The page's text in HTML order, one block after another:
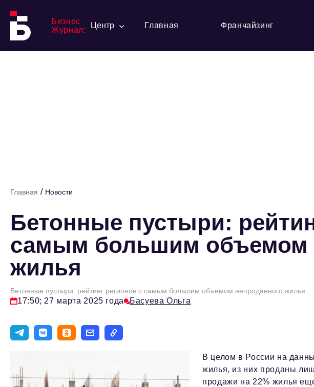
Бизнес
Журнал:
Центр Главная Франчайзинг
Главная / Новости
Бетонные пустыри:
самым большим объемом
жилья
Бетонные пустыри: рейтинг регионов с самым большим объемом непроданного жилья
17:50; 27 марта 2025 года Басуева Ольга
В целом в России на
жилья, из них проданы
продажи на 22% жилья